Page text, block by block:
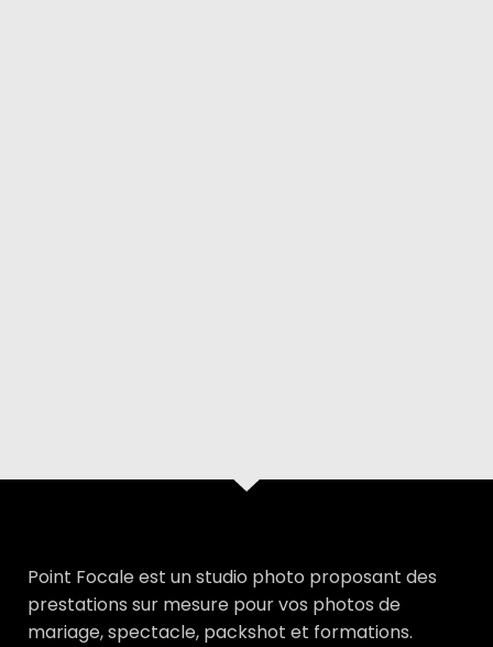
Point Focale est un studio photo proposant des
prestations sur mesure pour vos photos de
mariage, spectacle, packshot et formations.